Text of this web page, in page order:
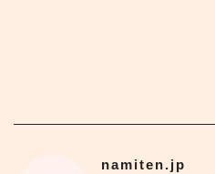
namiten.jp